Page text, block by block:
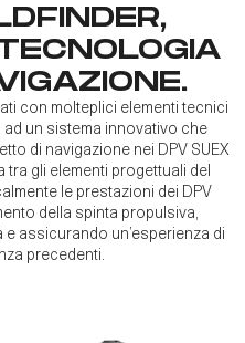
con molteplici elementi tecnici
ad un sistema innovativo che
di navigazione nei DPV SUEX
tra gli elementi progettuali del
le prestazioni dei DPV
della spinta propulsiva,
e assicurando un’esperienza di
precedenti.